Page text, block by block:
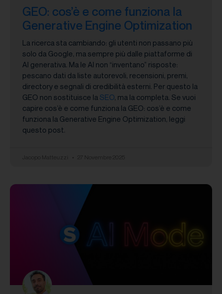
GEO: cos’è e come funziona la
Generative Engine Optimization
La ricerca sta cambiando: gli utenti non passano più
solo da Google, ma sempre più dalle piattaforme di
AI generativa. Ma le AI non “inventano” risposte:
pescano dati da liste autorevoli, recensioni, premi,
directory e segnali di credibilità esterni. Per questo la
GEO non sostituisce la SEO, ma la completa. Se vuoi
capire cos’è e come funziona la GEO: cos’è e come
funziona la Generative Engine Optimization, leggi
questo post.